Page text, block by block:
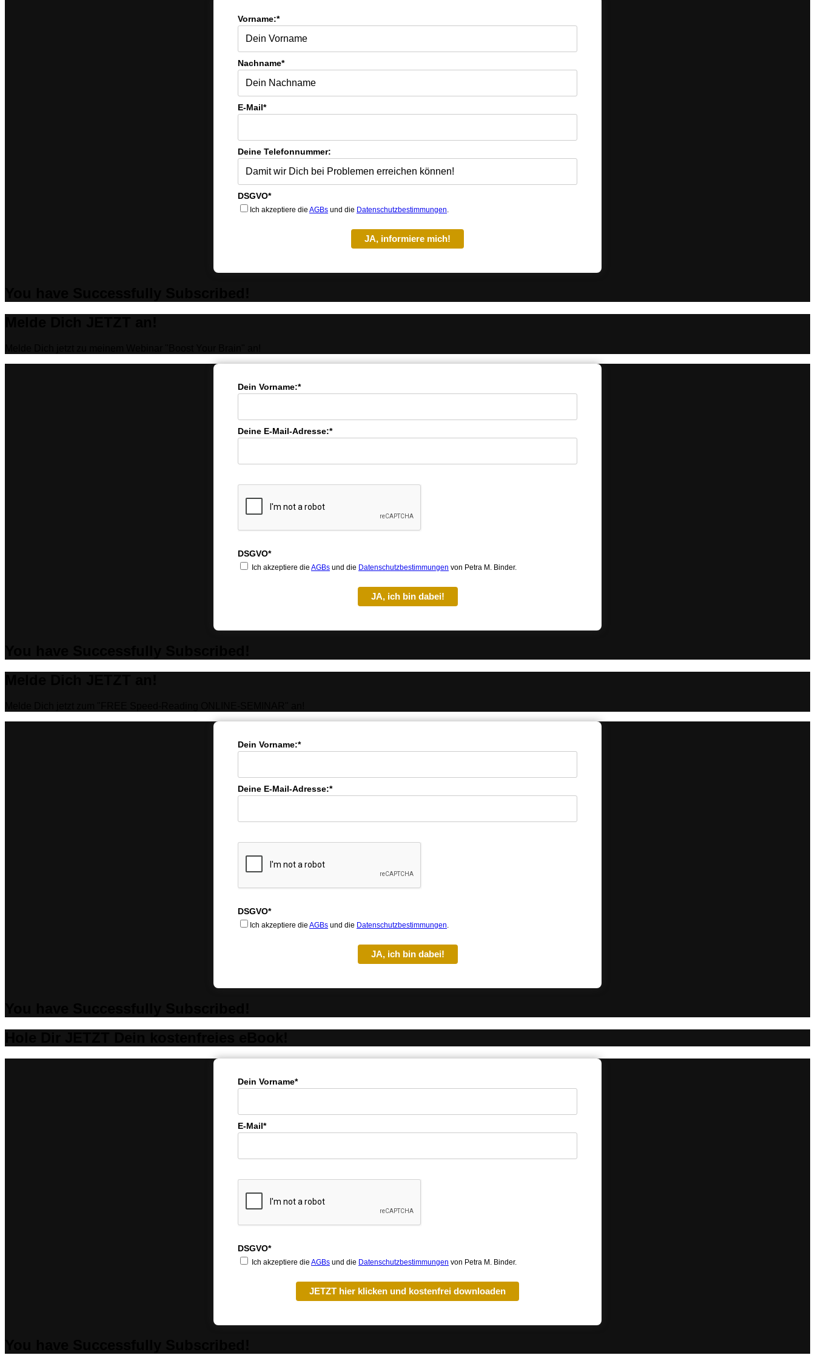
Vorname:*
Nachname*
E-Mail*
Deine Telefonnummer:
DSGVO*
Ich akzeptiere die AGBs und die Datenschutzbestimmungen.
JA, informiere mich!
Dein Vorname:*
Deine E-Mail-Adresse:*
DSGVO*
Ich akzeptiere die AGBs und die Datenschutzbestimmungen von Petra M. Binder.
JA, ich bin dabei!
Dein Vorname:*
Deine E-Mail-Adresse:*
DSGVO*
Ich akzeptiere die AGBs und die Datenschutzbestimmungen.
JA, ich bin dabei!
Dein Vorname*
E-Mail*
DSGVO*
Ich akzeptiere die AGBs und die Datenschutzbestimmungen von Petra M. Binder.
JETZT hier klicken und kostenfrei downloaden